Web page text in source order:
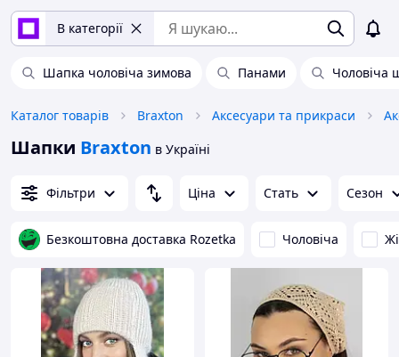
В категорії
Шапка чоловіча зимова Панами Чоловіча
Каталог товарів Braxton Аксесуари та прикраси
Шапки Braxton в Україні
Фільтри Ціна Стать Сезон
Безкоштовна доставка Rozetka Чоловіча